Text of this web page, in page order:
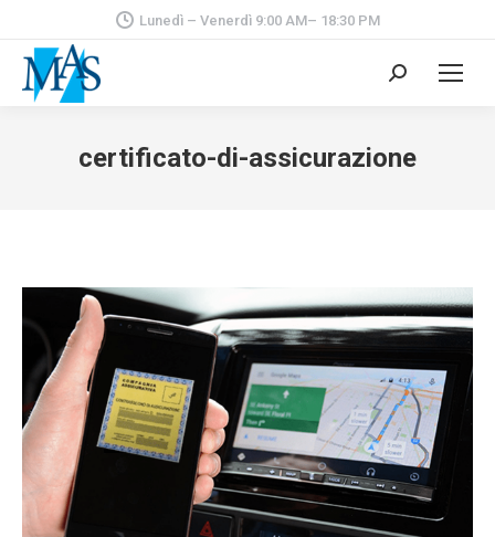
Lunedì – Venerdì 9:00 AM– 18:30 PM
Cerca:
certificato-di-assicurazione